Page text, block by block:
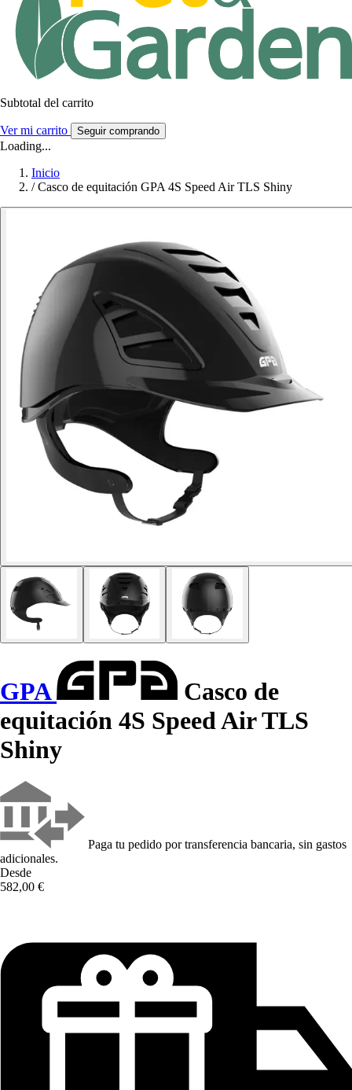
Subtotal del carrito
Ver mi carrito Seguir comprando
Loading...
Inicio
/ Casco de equitación GPA 4S Speed Air TLS Shiny
GPA
Casco de
equitación 4S Speed Air TLS
Shiny
Paga tu pedido por transferencia bancaria, sin gastos
adicionales.
Desde
582,00 €